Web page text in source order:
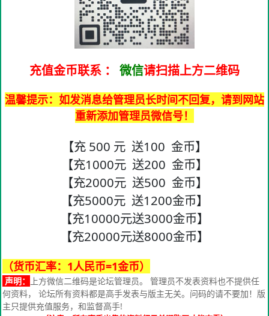
充值金币联系 ： 微信请扫描上方二维码
温馨提示：如发消息给管理员长时间不回复，请到网站
重新添加管理员微信号！
【充 500 元 送100 金币】
【充1000元 送200 金币】
【充2000元 送500 金币】
【充5000元 送1200金币】
【充10000元送3000金币】
【充20000元送8000金币】
（货币汇率：1人民币=1金币）
声明：
上方微信二维码是论坛管理员。 管理员不发表资料也不提供任
何资料， 论坛所有资料都是高手发表与版主无关。问码的请不要加！版
主只提供充值服务，和监督高手!